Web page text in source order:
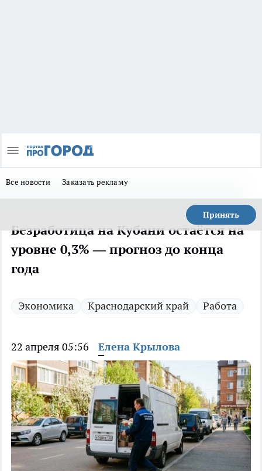
Все новости Заказать рекламу
Принять
Безработица на Кубани остаётся на
уровне 0,3% — прогноз до конца
года
Экономика Краснодарский край Работа
22 апреля 05:56 Елена Крылова